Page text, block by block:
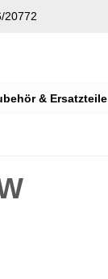
20772
& Ersatzteile